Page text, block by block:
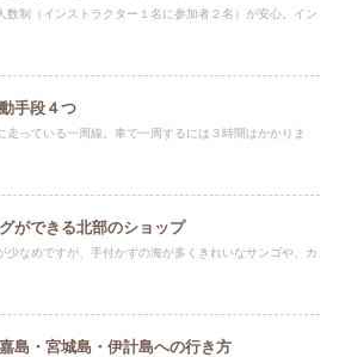
数制（インストラクター１名に参加者２名）が安心。イン
手段４つ
走っている一周線。車で一周するには３時間はかかりま
ができる北部のショップ
少なめですが、手付かずの海が多くきれいなサンゴや、カ
島・宮城島・伊計島への行き方